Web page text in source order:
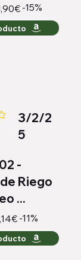
-15%
promedio es 4 de
3/2/2
5
-
Riego
...
-11%